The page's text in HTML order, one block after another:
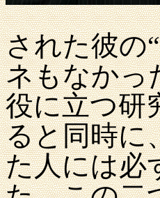
された彼の
ネもなかっ
役に立つ研
ると同時に
た人には必